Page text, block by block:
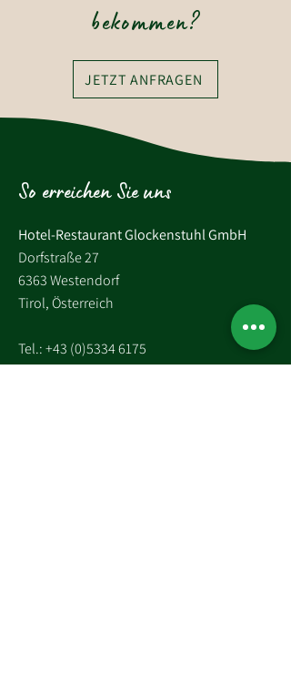
bekommen?
JETZT ANFRAGEN
So erreichen Sie uns
Hotel-Restaurant Glockenstuhl GmbH
Dorfstraße 27
6363 Westendorf
Tirol, Österreich
Tel.:+43 (0)5334 6175